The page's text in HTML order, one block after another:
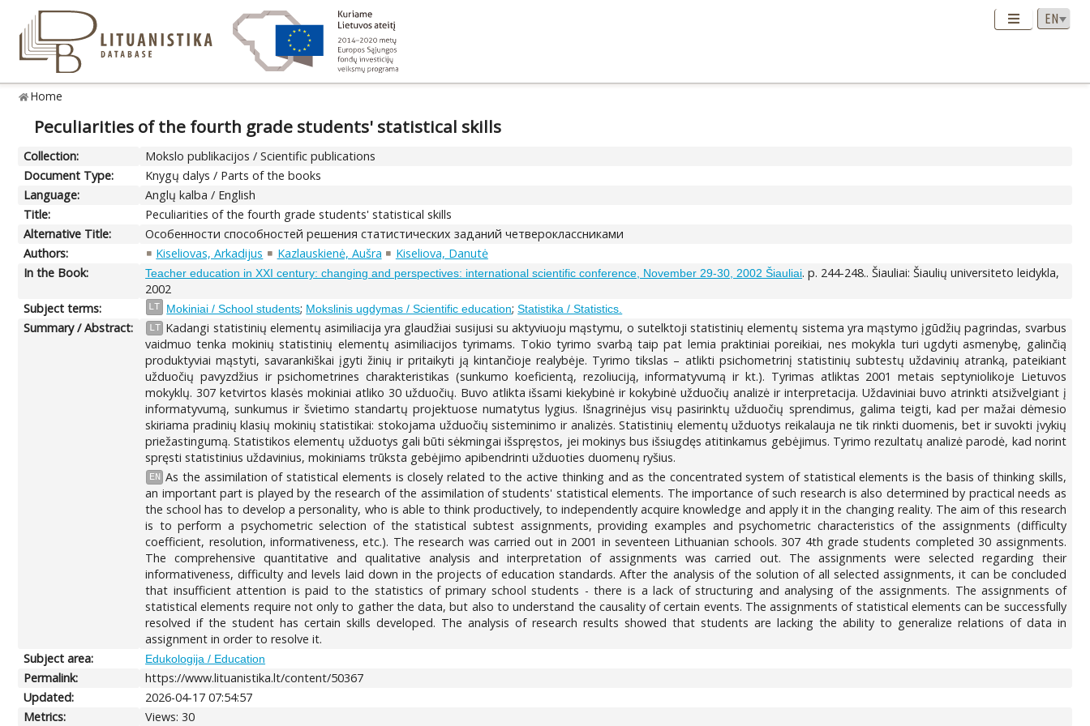
Home
Peculiarities of the fourth grade students' statistical skills
Collection:
Mokslo publikacijos / Scientific publications
Document Type:
Knygų dalys / Parts of the books
Language:
Anglų kalba / English
Title:
Peculiarities of the fourth grade students' statistical skills
Alternative Title:
Особенности способностей решения статистических заданий четвероклассниками
Authors:
Kiseliovas, Arkadijus Kazlauskienė, Aušra
Kiseliova, Danutė
In the Book:
Teacher education in XXI century: changing and perspectives: international scientific conference, November 29-30, 2002 Šiauliai. p. 244-248.. Šiauliai: Šiaulių universiteto leidykla,
2002
Subject terms:
LT Mokiniai / School students; Mokslinis ugdymas / Scientific education;Statistika / Statistics.
Summary / Abstract: LT Kadangi statistinių elementų asimiliacija yra glaudžiai susijusi su aktyviuoju mąstymu, o sutelktoji statistinių elementų sistema yra mąstymo įgūdžių pagrindas, svarbus
vaidmuo tenka mokinių statistinių elementų asimiliacijos tyrimams. Tokio tyrimo svarbą taip pat lemia praktiniai poreikiai, nes mokykla turi ugdyti asmenybę, galinčią
produktyviai mąstyti, savarankiškai įgyti žinių ir pritaikyti ją kintančioje realybėje. Tyrimo tikslas – atlikti psichometrinį statistinių subtestų uždavinių atranką, pateikiant
užduočių pavyzdžius ir psichometrines charakteristikas (sunkumo koeficientą, rezoliuciją, informatyvumą ir kt.). Tyrimas atliktas 2001 metais septyniolikoje Lietuvos
mokyklų. 307 ketvirtos klasės mokiniai atliko 30 užduočių. Buvo atlikta išsami kiekybinė ir kokybinė užduočių analizė ir interpretacija. Uždaviniai buvo atrinkti atsižvelgiant į
informatyvumą, sunkumus ir švietimo standartų projektuose numatytus lygius. Išnagrinėjus visų pasirinktų užduočių sprendimus, galima teigti, kad per mažai dėmesio
skiriama pradinių klasių mokinių statistikai: stokojama užduočių sisteminimo ir analizės. Statistinių elementų užduotys reikalauja ne tik rinkti duomenis, bet ir suvokti įvykių
priežastingumą. Statistikos elementų užduotys gali būti sėkmingai išspręstos, jei mokinys bus išsiugdęs atitinkamus gebėjimus. Tyrimo rezultatų analizė parodė, kad norint
spręsti statistinius uždavinius, mokiniams trūksta gebėjimo apibendrinti užduoties duomenų ryšius.
EN As the assimilation of statistical elements is closely related to the active thinking and as the concentrated system of statistical elements is the basis of thinking skills,
an important part is played by the research of the assimilation of students' statistical elements. The importance of such research is also determined by practical needs as
the school has to develop a personality, who is able to think productively, to independently acquire knowledge and apply it in the changing reality. The aim of this research
is to perform a psychometric selection of the statistical subtest assignments, providing examples and psychometric characteristics of the assignments (difficulty
coefficient, resolution, informativeness, etc.). The research was carried out in 2001 in seventeen Lithuanian schools. 307 4th grade students completed 30 assignments.
The comprehensive quantitative and qualitative analysis and interpretation of assignments was carried out. The assignments were selected regarding their
informativeness, difficulty and levels laid down in the projects of education standards. After the analysis of the solution of all selected assignments, it can be concluded
that insufficient attention is paid to the statistics of primary school students - there is a lack of structuring and analysing of the assignments. The assignments of
statistical elements require not only to gather the data, but also to understand the causality of certain events. The assignments of statistical elements can be successfully
resolved if the student has certain skills developed. The analysis of research results showed that students are lacking the ability to generalize relations of data in
assignment in order to resolve it.
Subject area:
Edukologija / Education
Permalink:
https://www.lituanistika.lt/content/50367
Updated:
2026-04-17 07:54:57
Metrics:
Views: 30